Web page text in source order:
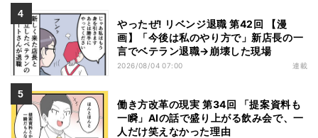
やったぜ! リベンジ退職 第42回 【漫
画】「今後は私のやり方で」新店長の一
言でベテラン退職→崩壊した現場
2026/08/04 07:00 連載
働き方改革の現実 第34回 「提案資料も
一瞬」AIの話で盛り上がる飲み会で、一
人だけ笑えなかった理由